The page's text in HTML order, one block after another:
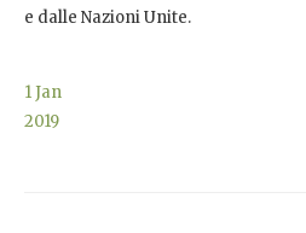
e dalle Nazioni Unite.
1Jan
2019